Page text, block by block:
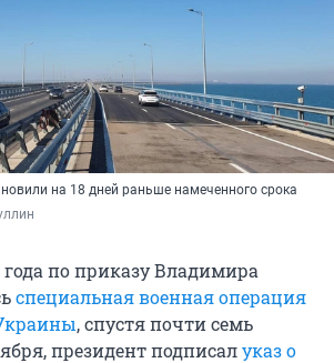
на 18 дней раньше намеченного срока
года по приказу Владимира
специальная военная операция
, спустя почти семь
президент подписалуказ о